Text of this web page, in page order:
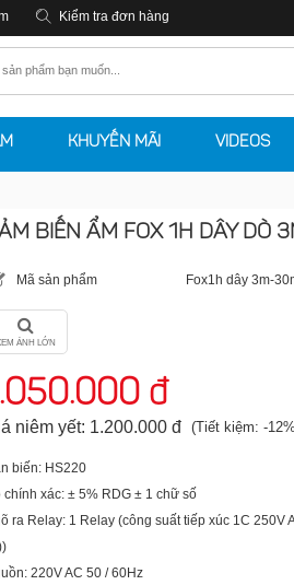
Kiểm tra đơn hàng
KHUYẾN MÃI VIDEOS
BIẾN ẨM FOX 1H DÂY DÒ
Mã sản phẩm Fox1h dây 3m-
ẢNH LỚN
đ
niêm yết: 1.200.000 đ (Tiết kiệm: -
biến: HS220
xác: ± 5% RDG ± 1 chữ số
ra Relay: 1 Relay (công suất tiếp xúc 1C 250V
220V AC 50 / 60Hz